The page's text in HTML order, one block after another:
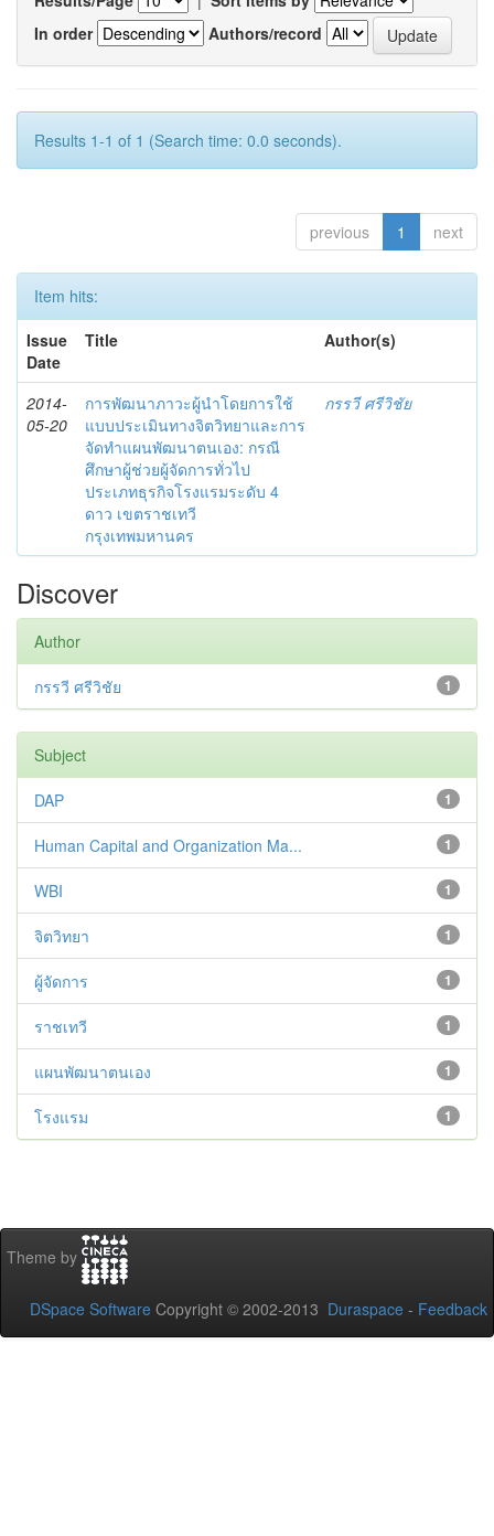
In order
Authors/record
Results 1-1 of 1 (Search time: 0.0 seconds).
previous 1 next
Item hits:
Issue
Date
Title Author(s)
2014-
05-20
การพัฒนาภาวะผู้นำโดยการใช้
แบบประเมินทางจิตวิทยาและการ
จัดทำแผนพัฒนาตนเอง: กรณี
ศึกษาผู้ช่วยผู้จัดการทั่วไป
ประเภทธุรกิจโรงแรมระดับ 4
ดาว เขตราชเทวี
กรุงเทพมหานคร
กรรวี ศรีวิชัย
Discover
Author
1
กรรวี ศรีวิชัย
Subject
1
DAP
1
Human Capital and Organization Ma...
1
WBI
1
จิตวิทยา
1
ผู้จัดการ
1
ราชเทวี
1
แผนพัฒนาตนเอง
1
โรงแรม
Theme by
DSpace Software Copyright © 2002-2013 Duraspace - Feedback